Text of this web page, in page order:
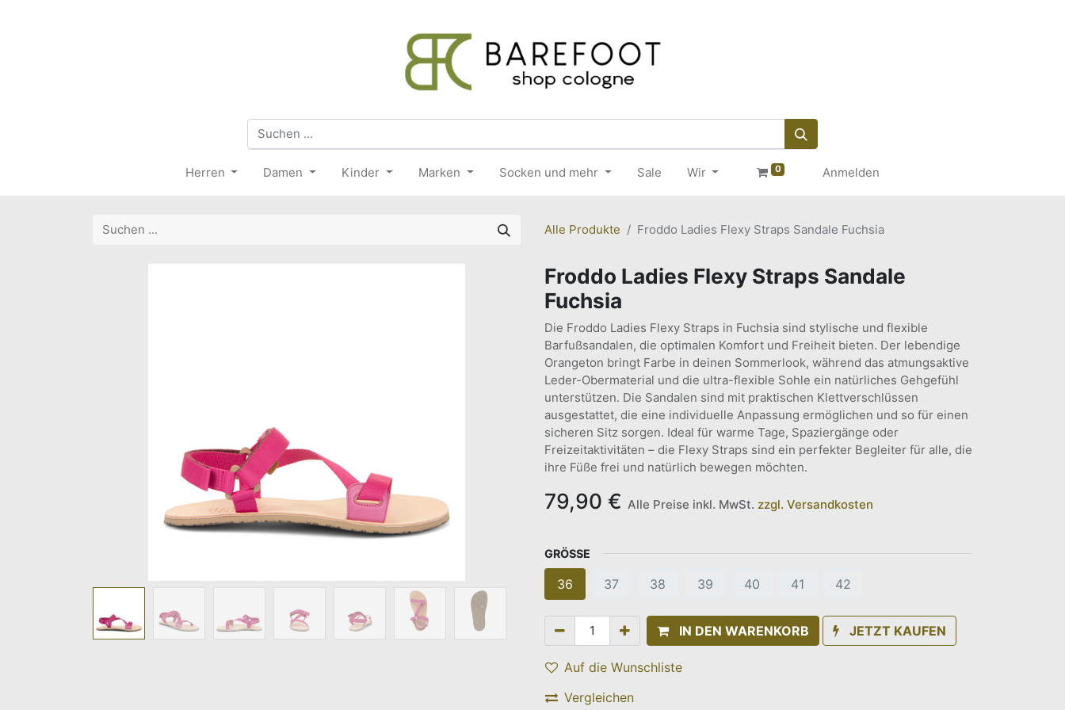
Herren Damen Kinder Marken Socken und mehr Sale Wir 0 Anmelden
Alle Produkte Froddo Ladies Flexy Straps Sandale Fuchsia
Froddo Ladies Flexy Straps Sandale
Fuchsia
Die Froddo Ladies Flexy Straps in Fuchsia sind stylische und flexible
Barfußsandalen, die optimalen Komfort und Freiheit bieten. Der lebendige
Orangeton bringt Farbe in deinen Sommerlook, während das atmungsaktive
Leder-Obermaterial und die ultra-flexible Sohle ein natürliches Gehgefühl
unterstützen. Die Sandalen sind mit praktischen Klettverschlüssen
ausgestattet, die eine individuelle Anpassung ermöglichen und so für einen
sicheren Sitz sorgen. Ideal für warme Tage, Spaziergänge oder
Freizeitaktivitäten – die Flexy Straps sind ein perfekter Begleiter für alle, die
ihre Füße frei und natürlich bewegen möchten.
79,90 € Alle Preise inkl. MwSt. zzgl. Versandkosten
GRÖSSE
36 37 38 39 40 41 42
IN DEN WARENKORB JETZT KAUFEN
Auf die Wunschliste
Vergleichen